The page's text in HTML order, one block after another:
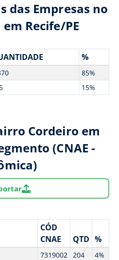
das Empresas no
Recife/PE
%
85%
15%
Cordeiro em
(CNAE -
CÓD
CNAE
QTD %
7319002 204
4%